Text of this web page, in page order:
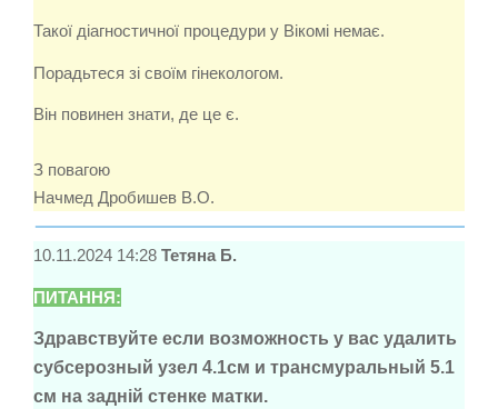
Такої діагностичної процедури у Вікомі немає.
Порадьтеся зі своїм гінекологом.
Він повинен знати, де це є.
З повагою
Начмед Дробишев В.О.
10.11.2024 14:28 Тетяна Б.
ПИТАННЯ:
Здравствуйте если возможность у вас удалить
субсерозный узел 4.1см и трансмуральный 5.1
см на задній стенке матки.